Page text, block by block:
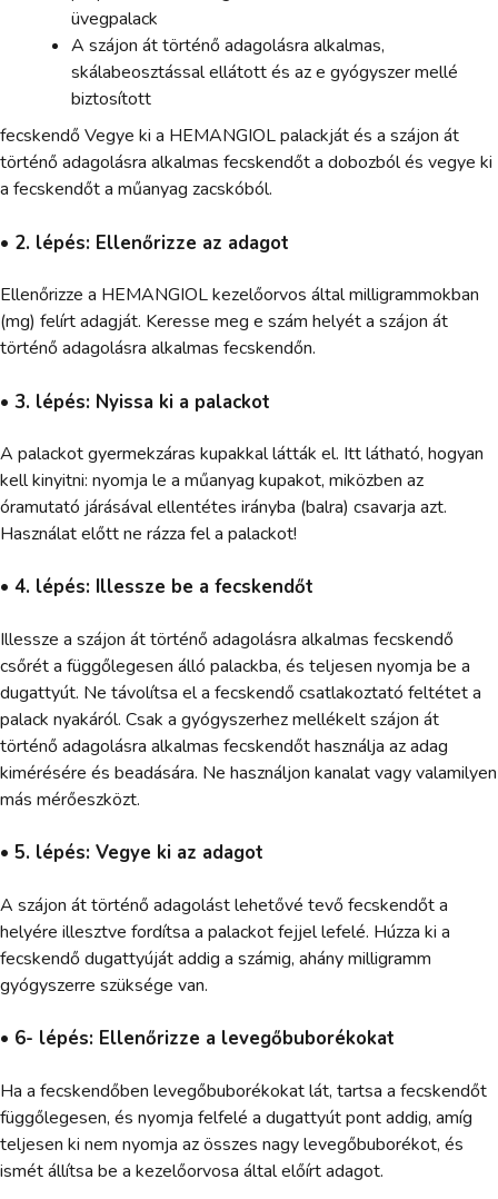
üvegpalack
A szájon át történő adagolásra alkalmas,
skálabeosztással ellátott és az e gyógyszer mellé
biztosított
fecskendő Vegye ki a HEMANGIOL palackját és a szájon át
történő adagolásra alkalmas fecskendőt a dobozból és vegye ki
a fecskendőt a műanyag zacskóból.
• 2. lépés: Ellenőrizze az adagot
Ellenőrizze a HEMANGIOL kezelőorvos által milligrammokban
(mg) felírt adagját. Keresse meg e szám helyét a szájon át
történő adagolásra alkalmas fecskendőn.
• 3. lépés: Nyissa ki a palackot
A palackot gyermekzáras kupakkal látták el. Itt látható, hogyan
kell kinyitni: nyomja le a műanyag kupakot, miközben az
óramutató járásával ellentétes irányba (balra) csavarja azt.
Használat előtt ne rázza fel a palackot!
• 4. lépés: Illessze be a fecskendőt
Illessze a szájon át történő adagolásra alkalmas fecskendő
csőrét a függőlegesen álló palackba, és teljesen nyomja be a
dugattyút. Ne távolítsa el a fecskendő csatlakoztató feltétet a
palack nyakáról. Csak a gyógyszerhez mellékelt szájon át
történő adagolásra alkalmas fecskendőt használja az adag
kimérésére és beadására. Ne használjon kanalat vagy valamilyen
más mérőeszközt.
• 5. lépés: Vegye ki az adagot
A szájon át történő adagolást lehetővé tevő fecskendőt a
helyére illesztve fordítsa a palackot fejjel lefelé. Húzza ki a
fecskendő dugattyúját addig a számig, ahány milligramm
gyógyszerre szüksége van.
• 6- lépés: Ellenőrizze a levegőbuborékokat
Ha a fecskendőben levegőbuborékokat lát, tartsa a fecskendőt
függőlegesen, és nyomja felfelé a dugattyút pont addig, amíg
teljesen ki nem nyomja az összes nagy levegőbuborékot, és
ismét állítsa be a kezelőorvosa által előírt adagot.